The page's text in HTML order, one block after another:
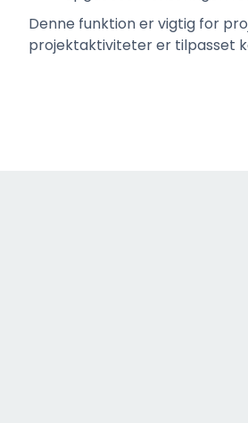
Denne funktion er vigtig for
projektaktiviteter er tilpasset